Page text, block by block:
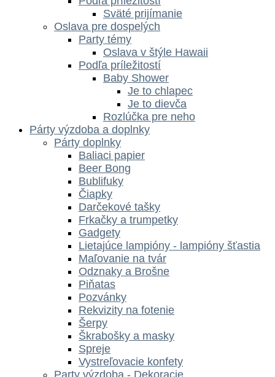
Sväté prijímanie
Oslava pre dospelých
Party témy
Oslava v štýle Hawaii
Podľa príležitostí
Baby Shower
Je to chlapec
Je to dievča
Rozlúčka pre neho
Párty výzdoba a doplnky
Párty doplnky
Baliaci papier
Beer Bong
Bublifuky
Čiapky
Darčekové tašky
Frkačky a trumpetky
Gadgety
Lietajúce lampióny - lampióny šťastia
Maľovanie na tvár
Odznaky a Brošne
Piňatas
Pozvánky
Rekvizity na fotenie
Šerpy
Škrabošky a masky
Spreje
Vystreľovacie konfety
Party výzdoba - Dekoracie